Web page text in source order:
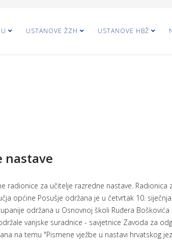
USTANOVE ŽZH USTANOVE HBŽ
nastave
radionice za učitelje razredne nastave. Radionica
općine Posušje održana je u četvrtak 10.
održana u Osnovnoj školi Ruđera Boškovića
vanjske suradnice - savjetnice Zavoda za
na temu "Pismene vježbe u nastavi hrvatskog